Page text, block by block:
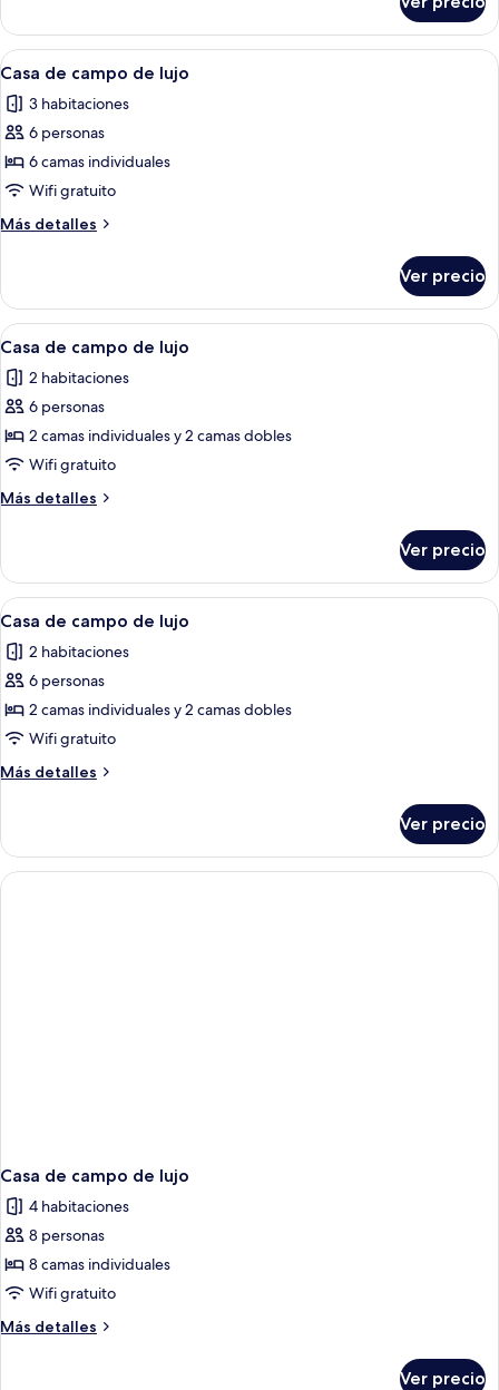
lujo
de
campo
de
Abrir
todas
las
fotos
de
Casa
de
campo
lujo
Un jacuzzi con sillones de descanso
7
Casa de campo de lujo
3 habitaciones
6 personas
6 camas individuales
Wifi gratuito
Más detalles
Más
de
campo
de
Ver precio
Abrir
todas
las
fotos
de
Casa
de
campo
lujo
Un dormitorio abrigado en el ático
7
Casa de campo de lujo
2 habitaciones
6 personas
2 camas individuales y 2 camas dobles
Wifi gratuito
Más detalles
Más
de
campo
de
Ver precio
Abrir
todas
las
fotos
de
Casa
de
campo
lujo
Una casa con techo de paja, un
7
Casa de campo de lujo
2 habitaciones
6 personas
2 camas individuales y 2 camas dobles
Wifi gratuito
Más detalles
Más
de
campo
de
Ver precio
Casa de campo de lujo
4 habitaciones
8 personas
8 camas individuales
Wifi gratuito
Más detalles
Más
Ver precio